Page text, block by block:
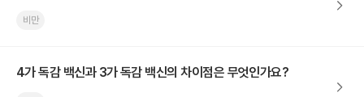
비만
4가 독감 백신과 3가 독감 백신의 차이점은 무엇인가요?